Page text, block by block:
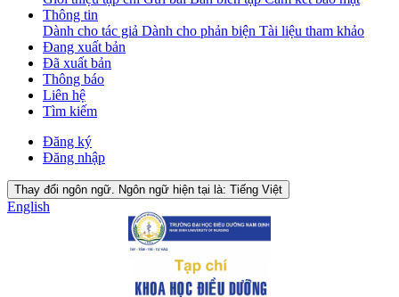
Thông tin
Dành cho tác giả Dành cho phản biện Tài liệu tham khảo
Đang xuất bản
Đã xuất bản
Thông báo
Liên hệ
Tìm kiếm
Đăng ký
Đăng nhập
Thay đổi ngôn ngữ. Ngôn ngữ hiện tại là: Tiếng Việt
English